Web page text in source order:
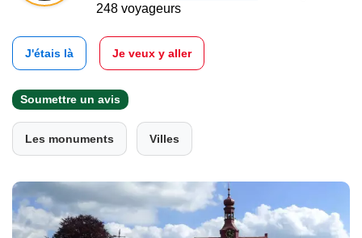
248 voyageurs
J'étais là Je veux y aller
Soumettre un avis
Les monuments Villes